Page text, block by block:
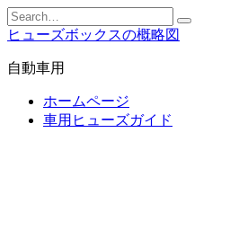
Skip
to
content
Search
for:
ヒューズボックスの概略図
自動車用
ホームページ
車用ヒューズガイド